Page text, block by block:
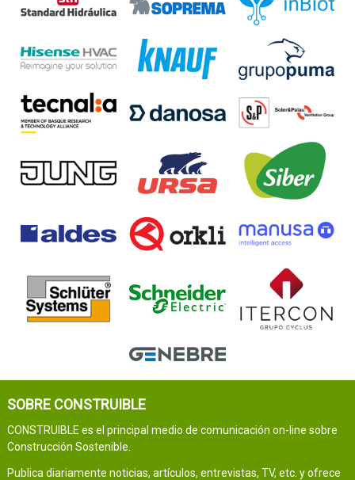
SOBRE CONSTRUIBLE
CONSTRUIBLE es el principal medio de comunicación on-line sobre
Construcción Sostenible.
Publica diariamente noticias, artículos, entrevistas, TV, etc. y ofrece